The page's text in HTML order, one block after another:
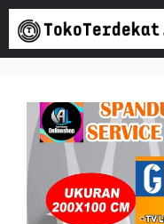
Langsung
isi